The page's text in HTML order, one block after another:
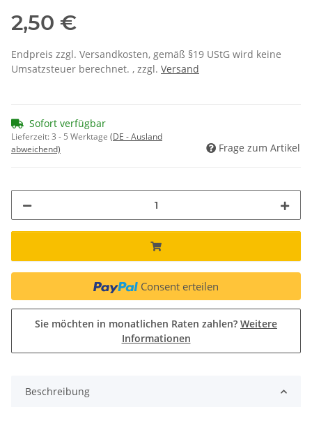
2,50 €
Endpreis zzgl. Versandkosten, gemäß §19 UStG wird keine
Umsatzsteuer berechnet. , zzgl. Versand
Sofort verfügbar
Lieferzeit:3 - 5 Werktage (DE - Ausland
abweichend)
Frage zum Artikel
Consent erteilen
Sie möchten in monatlichen Raten zahlen? Weitere
Informationen
Beschreibung